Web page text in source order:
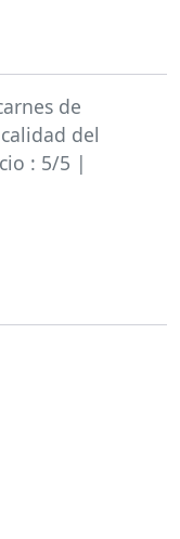
de
del
: 5/5 |